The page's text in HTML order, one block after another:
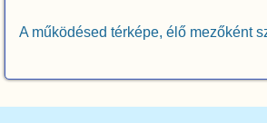
A működésed térképe, élő mezőként